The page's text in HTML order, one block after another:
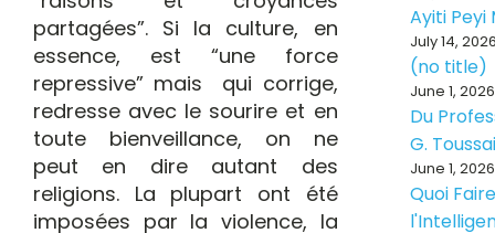
partagées”. Si la culture, en
essence, est “une force
repressive” mais qui corrige,
redresse avec le sourire et en
toute bienveillance, on ne
peut en dire autant des
religions. La plupart ont été
imposées par la violence, la
Ayiti Peyi
July 14,
(no title)
June 1, 2026
Du
G.
June 1, 2026
Quoi